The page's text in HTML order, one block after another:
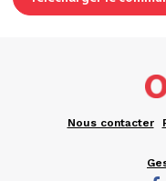
Nous contacter